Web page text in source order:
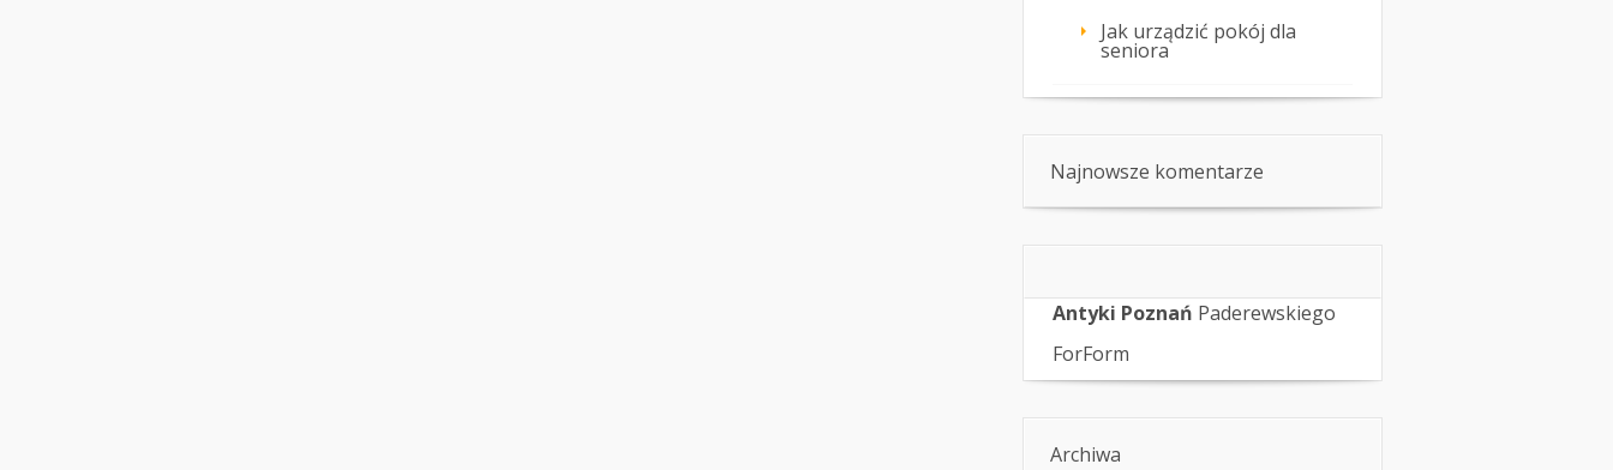
Jak urządzić pokój dla
seniora
Najnowsze komentarze
Antyki Poznań Paderewskiego
ForForm
Archiwa